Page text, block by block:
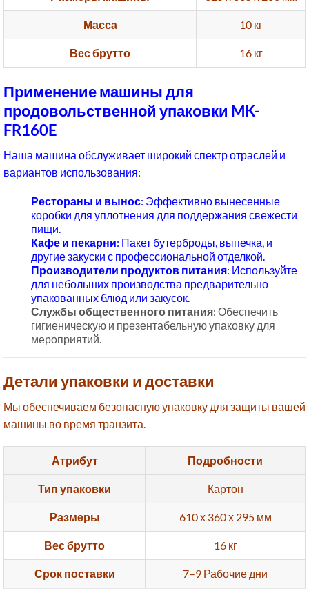
Масса 10 кг
Вес брутто 16 кг
Применение машины для
продовольственной упаковки MK-
FR160E
Наша машина обслуживает широкий спектр отраслей и
вариантов использования:
Рестораны и вынос: Эффективно вынесенные
коробки для уплотнения для поддержания свежести
пищи.
Кафе и пекарни: Пакет бутерброды, выпечка, и
другие закуски с профессиональной отделкой.
Производители продуктов питания: Используйте
для небольших производства предварительно
упакованных блюд или закусок.
Службы общественного питания: Обеспечить
гигиеническую и презентабельную упаковку для
мероприятий.
Детали упаковки и доставки
Мы обеспечиваем безопасную упаковку для защиты вашей
машины во время транзита.
Атрибут Подробности
Тип упаковки Картон
Размеры 610 х 360 х 295 мм
Вес брутто 16 кг
Срок поставки 7–9 Рабочие дни